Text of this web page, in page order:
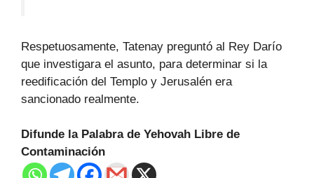
Respetuosamente, Tatenay preguntó al Rey Darío
que investigara el asunto, para determinar si la
reedificación del Templo y Jerusalén era
sancionado realmente.
Difunde la Palabra de Yehovah Libre de
Contaminación